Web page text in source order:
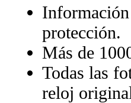
protección.
Más de
Todas las
reloj